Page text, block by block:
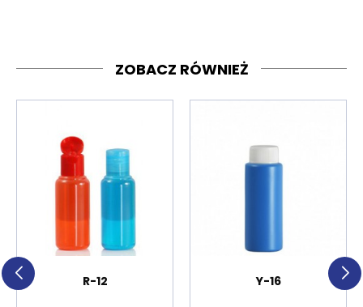
ZOBACZ RÓWNIEŻ
R-12 Y-16